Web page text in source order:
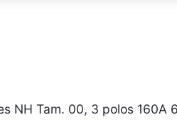
NH Tam. 00, 3 polos 160A